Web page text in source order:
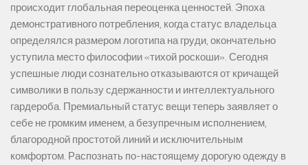
происходит глобальная переоценка ценностей. Эпоха
демонстративного потребления, когда статус владельца
определялся размером логотипа на груди, окончательно
уступила место философии «тихой роскоши». Сегодня
успешные люди сознательно отказываются от кричащей
символики в пользу сдержанности и интеллектуального
гардероба. Премиальный статус вещи теперь заявляет о
себе не громким именем, а безупречным исполнением,
благородной простотой линий и исключительным
комфортом. Распознать по-настоящему дорогую одежду в